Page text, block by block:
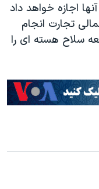
اجازه خواهد داد
تجارت انجام
سلاح هسته ای را